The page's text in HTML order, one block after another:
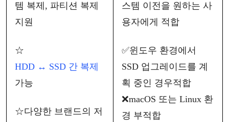
템 복제, 파티션 복제
지원
☆
HDD ↔ SSD 간 복제
가능
☆다양한 브랜드의 저
스템 이전을 원하는 사
용자에게 적합
✅윈도우 환경에서
SSD 업그레이드를 계
획 중인 경우적합
❌macOS 또는 Linux 환
경 부적합